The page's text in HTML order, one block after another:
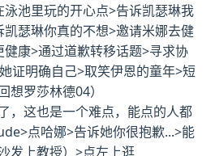
池里玩的开心点>告诉凯瑟琳我
瑟琳你真的不想>邀请米娜去健
康>通过道歉转移话题>寻求协
证明确自己>取笑伊恩的童年>短
想罗莎林德04）
，这也是一个难点，能点的人都
点哈娜>告诉她你很抱歉...>能
发上教授）>点左上逛